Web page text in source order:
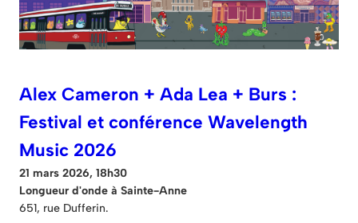
Alex Cameron + Ada Lea + Burs :
Festival et conférence Wavelength
Music 2026
21 mars 2026, 18h30
Longueur d'onde à Sainte-Anne
651, rue Dufferin.